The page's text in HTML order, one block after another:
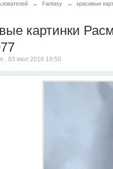
→ Fantasy → красивые
картинки
, 03 июл 2016 19:50